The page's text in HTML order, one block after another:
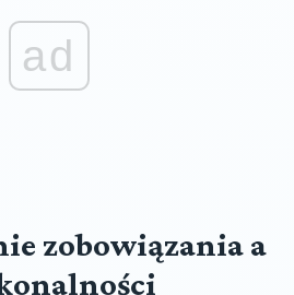
ad
zobowiązania a